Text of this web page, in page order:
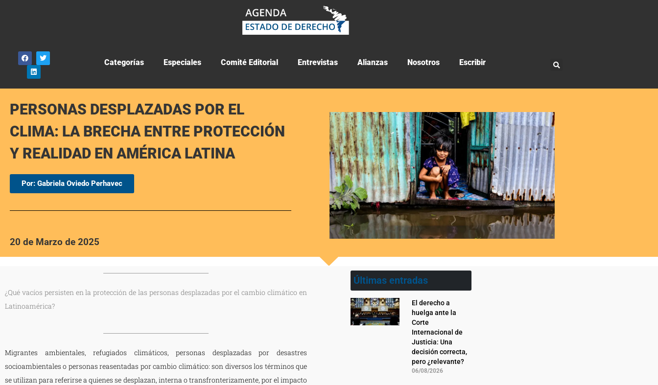
Categorías Especiales Comité Editorial Entrevistas Alianzas Nosotros Escribir
PERSONAS DESPLAZADAS POR EL
CLIMA: LA BRECHA ENTRE PROTECCIÓN
Y REALIDAD EN AMÉRICA LATINA
Por: Gabriela Oviedo Perhavec
20 de Marzo de 2025
¿Qué vacíos persisten en la protección de las personas desplazadas por el cambio climático en
Latinoamérica?
Migrantes ambientales, refugiados climáticos, personas desplazadas por desastres
socioambientales o personas reasentadas por cambio climático: son diversos los términos que
se utilizan para referirse a quienes se desplazan, interna o transfronterizamente, por el impacto
Últimas entradas
El derecho a
huelga ante la
Corte
Internacional de
Justicia: Una
decisión correcta,
pero ¿relevante?
06/08/2026